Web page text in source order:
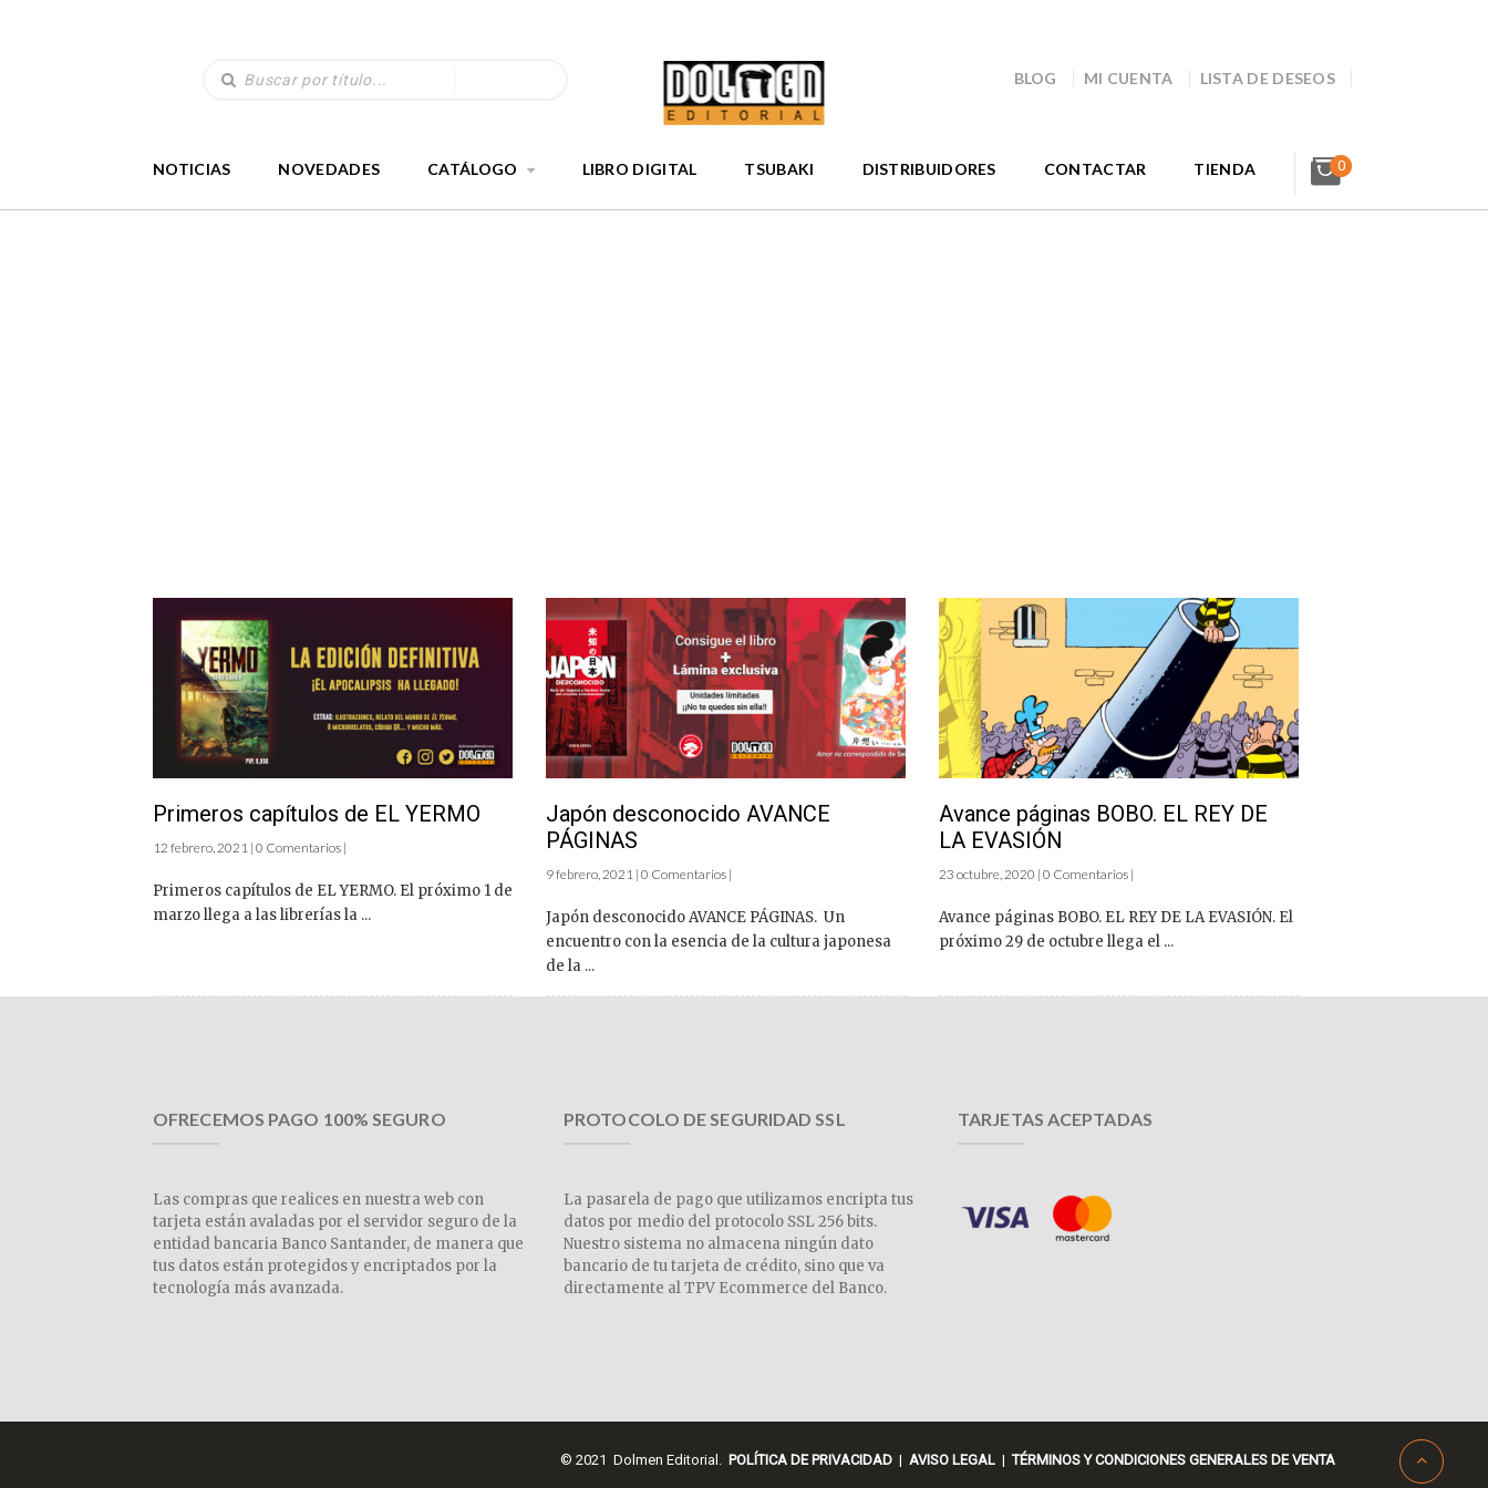
BLOG MI CUENTA LISTA DE DESEOS
NOTICIAS NOVEDADES CATÁLOGO LIBRO DIGITAL TSUBAKI DISTRIBUIDORES CONTACTAR TIENDA 0
Primeros capítulos de EL YERMO
12 febrero, 2021 | 0 Comentarios |
Primeros capítulos de EL YERMO. El próximo 1 de
marzo llega a las librerías la ...
Japón desconocido AVANCE
PÁGINAS
9 febrero, 2021 | 0 Comentarios |
Japón desconocido AVANCE PÁGINAS. Un
encuentro con la esencia de la cultura japonesa
de la ...
Avance páginas BOBO. EL REY DE
LA EVASIÓN
23 octubre, 2020 | 0 Comentarios |
Avance páginas BOBO. EL REY DE LA EVASIÓN. El
próximo 29 de octubre llega el ...
OFRECEMOS PAGO 100% SEGURO
Las compras que realices en nuestra web con
tarjeta están avaladas por el servidor seguro de la
entidad bancaria Banco Santander, de manera que
tus datos están protegidos y encriptados por la
tecnología más avanzada.
PROTOCOLO DE SEGURIDAD SSL
La pasarela de pago que utilizamos encripta tus
datos por medio del protocolo SSL 256 bits.
Nuestro sistema no almacena ningún dato
bancario de tu tarjeta de crédito, sino que va
directamente al TPV Ecommerce del Banco.
TARJETAS ACEPTADAS
© 2021 Dolmen Editorial. POLÍTICA DE PRIVACIDAD | AVISO LEGAL |TÉRMINOS Y CONDICIONES GENERALES DE VENTA